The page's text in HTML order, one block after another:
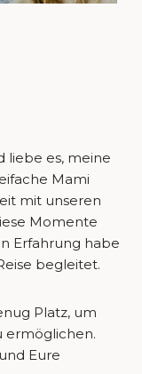
liebe es, meine
Mami
mit unseren
Momente
Erfahrung habe
begleitet.
Platz, um
ermöglichen.
Eure